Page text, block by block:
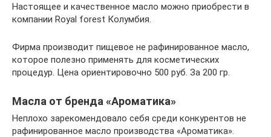
Настоящее и качественное масло можно приобрести в
компании Royal forest Колумбия.
Фирма производит пищевое не рафинированное масло,
которое полезно применять для косметических
процедур. Цена ориентировочно 500 руб. За 200 гр.
Масла от бренда «Ароматика»
Неплохо зарекомендовало себя среди конкурентов не
рафинированное масло производства «Ароматика».